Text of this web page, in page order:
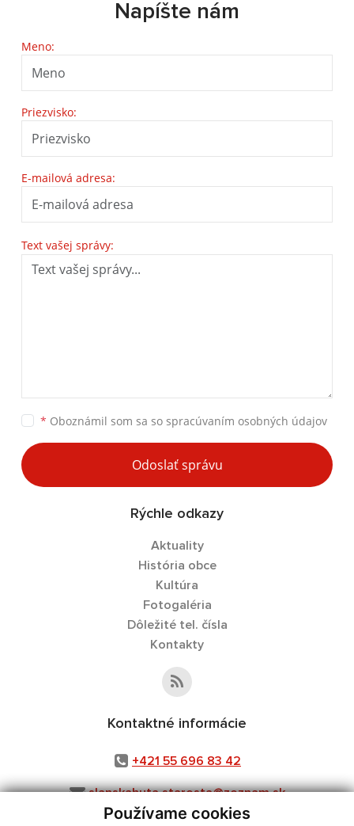
Používame cookies
Napíšte nám
Meno:
Priezvisko:
E-mailová adresa:
Text vašej správy:
* Oboznámil som sa so spracúvaním osobných údajov
Odoslať správu
Rýchle odkazy
Aktuality
História obce
Kultúra
Fotogaléria
Dôležité tel. čísla
Kontakty
Kontaktné informácie
+421 55 696 83 42
slanskahuta.starosta@zoznam.sk